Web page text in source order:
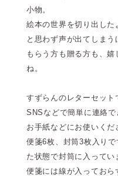
小物。
絵本の世界を切り出した
と思わず声が出てしまう
もらう方も贈る方も、
ね。
すずらんのレターセット
SNSなどで簡単に連絡
お手紙などにお使いくだ
便箋6枚、封筒3枚入り
た状態で封筒に入ってい
便箋には線が入ってお